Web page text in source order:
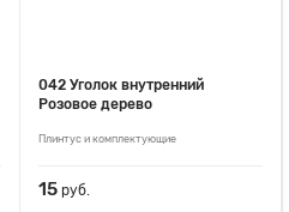
042 Уголок внутренний
Розовое дерево
Плинтус и комплектующие
15 руб.